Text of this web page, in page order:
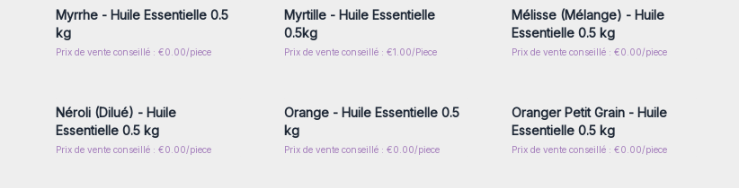
Myrrhe - Huile Essentielle 0.5
kg
Prix de vente conseillé : €0.00/piece
Myrtille - Huile Essentielle
0.5kg
Prix de vente conseillé : €1.00/Piece
Mélisse (Mélange) - Huile
Essentielle 0.5 kg
Prix de vente conseillé : €0.00/piece
Connectez-vous ou inscrivez-
Néroli (Dilué) - Huile
Essentielle 0.5 kg
Prix de vente conseillé : €0.00/piece
Connectez-vous ou inscrivez-
Orange - Huile Essentielle 0.5
kg
Prix de vente conseillé : €0.00/piece
Connectez-vous ou inscrivez-
Oranger Petit Grain - Huile
Essentielle 0.5 kg
Prix de vente conseillé : €0.00/piece
Connectez-vous ou inscrivez-
Connectez-vous ou inscrivez-
Connectez-vous ou inscrivez-